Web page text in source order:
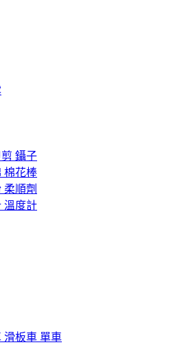
鑷子
棉花棒
柔順劑
溫度計
滑板車 單車